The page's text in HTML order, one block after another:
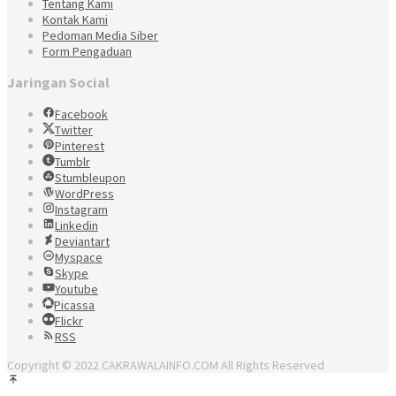
Tentang Kami
Kontak Kami
Pedoman Media Siber
Form Pengaduan
Jaringan Social
Facebook
Twitter
Pinterest
Tumblr
Stumbleupon
WordPress
Instagram
Linkedin
Deviantart
Myspace
Skype
Youtube
Picassa
Flickr
RSS
Copyright © 2022 CAKRAWALAINFO.COM All Rights Reserved